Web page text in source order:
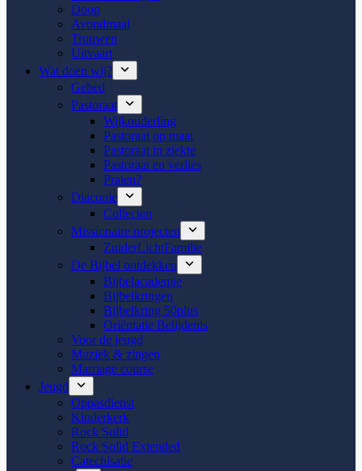
Doop
Avondmaal
Trouwen
Uitvaart
Wat doen wij?
Gebed
Pastoraat
Wijkouderling
Pastoraat op maat
Pastoraat in ziekte
Pastoraat en verlies
Praten?
Diaconie
Collecten
Missionaire projecten
ZuiderLichtFamilie
De Bijbel ontdekken
Bijbelacademie
Bijbelkringen
Bijbelkring 50plus
Oriëntatie Belijdenis
Voor de jeugd
Muziek & zingen
Marriage course
Jeugd
Oppasdienst
Kinderkerk
Rock Solid
Rock Solid Extended
Catechisatie